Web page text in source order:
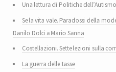
Una lettura di Politiche dell’Autismo
Se la vita vale. Paradossi della
Danilo Dolci a Mario Sanna
Costellazioni. Sette lezioni sulla
La guerra delle tasse